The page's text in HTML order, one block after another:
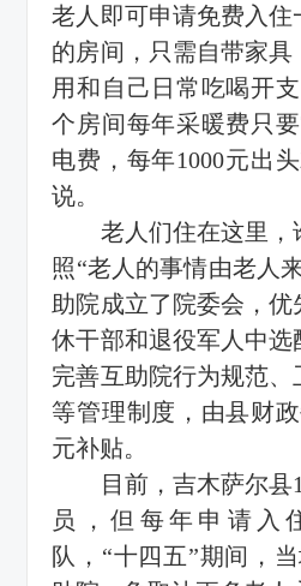
老人即可申请免费入
的房间，只需自带家
用和自己日常吃喝开
个房间每年采暖费只
电费，每年1000元出
说。
老人们住在这里，
照“老人的事情由老人
助院成立了院委会，
休干部和退役军人中
完善互助院行为规范
等管理制度，由县财
元补贴。
目前，吉木萨尔县
员，但每年申请入
队，“十四五”期间，